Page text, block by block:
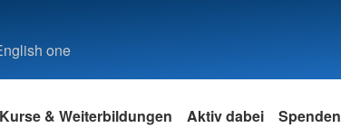
one
Kurse & Weiterbildungen Aktiv dabei Spenden